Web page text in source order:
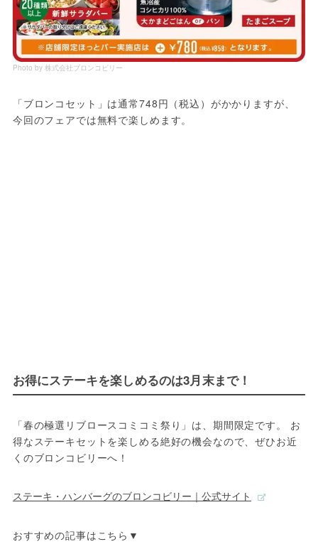
Photo by 株式会社ブロンコビリー
「ブロンコセット」は通常748円（税込）がかかりますが、
今回のフェアでは無料で楽しめます。
お得にステーキを楽しめるのは3月末まで！
「春の極選リブロースコミコミ祭り」は、期間限定です。 お
得なステーキセットを楽しめる絶好の機会なので、ぜひお近
くのブロンコビリーへ！
ステーキ・ハンバーグのブロンコビリー｜公式サイト
おすすめの記事はこちら▼